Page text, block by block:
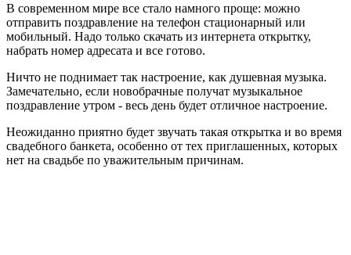
В современном мире все стало намного проще: можно
отправить поздравление на телефон стационарный или
мобильный. Надо только скачать из интернета открытку,
набрать номер адресата и все готово.
Ничто не поднимает так настроение, как душевная музыка.
Замечательно, если новобрачные получат музыкальное
поздравление утром - весь день будет отличное настроение.
Неожиданно приятно будет звучать такая открытка и во время
свадебного банкета, особенно от тех приглашенных, которых
нет на свадьбе по уважительным причинам.